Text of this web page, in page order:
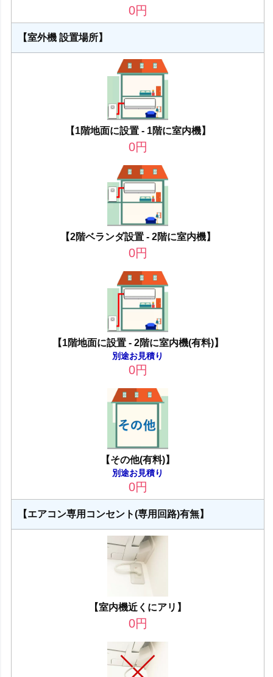
0円
【室外機 設置場所】
【1階地面に設置 - 1階に室内機】
0円
【2階ベランダ設置 - 2階に室内機】
0円
【1階地面に設置 - 2階に室内機(有料)】
別途お見積り
0円
【その他(有料)】
別途お見積り
0円
【エアコン専用コンセント(専用回路)有無】
【室内機近くにアリ】
0円